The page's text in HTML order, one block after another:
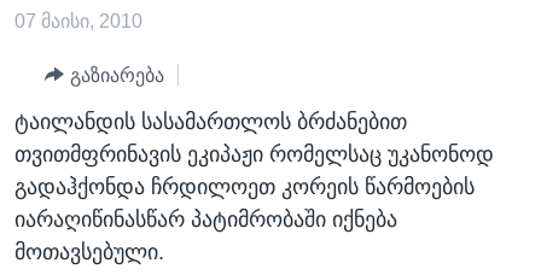
ძიებაზე
ᲐᲨᲨ-ᲘᲡ ᲐᲠᲩᲔᲕᲜᲔᲑᲘ 2024
ᲛᲡᲝᲤᲚᲘᲝ
ᲕᲘᲓᲔᲝᲔᲑᲘ
ᲒᲐᲓᲐᲪᲔᲛᲔᲑᲘ
ᲕᲐᲨᲘᲜᲒᲢᲝᲜᲘ ᲓᲦᲔᲡ
ᲮᲔᲓᲕᲐ ᲕᲐᲨᲘᲜᲒᲢᲝᲜᲘᲓᲐᲜ
ᲡᲮᲕᲐ ᲡᲘᲐᲮᲚᲔᲔᲑᲘ
ᲞᲝᲚᲘᲢᲘᲙᲐ
ᲠᲣᲡᲔᲗᲘᲡ ᲨᲔᲭᲠᲐ ᲣᲙᲠᲐᲘᲜᲐᲨᲘ
07 მაისი, 2010
გაზიარება
ტაილანდის სასამართლოს ბრძანებით
თვითმფრინავის ეკიპაჟი რომელსაც უკანონოდ
გადაჰქონდა ჩრდილოეთ კორეის წარმოების
იარაღიწინასწარ პატიმრობაში იქნება
მოთავსებული.